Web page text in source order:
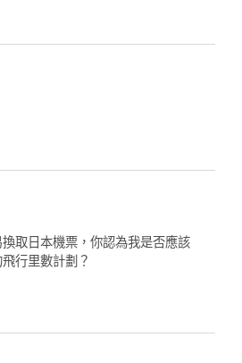
取日本機票，你認為我是否應該
行里數計劃？